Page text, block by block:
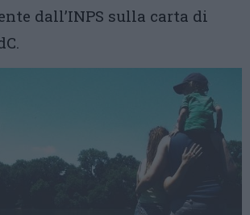
dall’INPS sulla carta di